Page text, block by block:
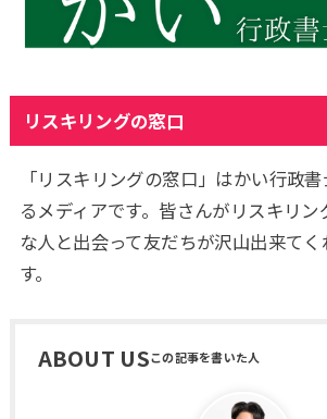
リスキリングの窓口
「リスキリングの窓口」はかい行政
るメディアです。皆さんがリスキリ
な人と出会って友だちが沢山出来て
す。
ABOUT US